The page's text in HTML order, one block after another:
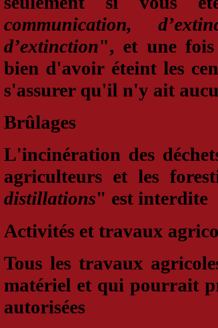
communication,
d’extinction", et une fois
bien d'avoir éteint les
s'assurer qu'il n'y ait
Brûlages
L'incinération des
agriculteurs et les
distillations" est interdite
Activités et travaux
Tous les travaux
matériel et qui pourrait
autorisées